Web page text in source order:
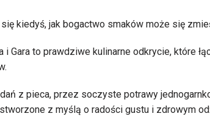
kiedyś, jak bogactwo smaków może się
i Gara to prawdziwe kulinarne odkrycie, które
z pieca, przez soczyste potrawy
z myślą o radości gustu i zdrowym